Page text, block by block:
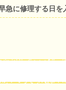
に修理する日を